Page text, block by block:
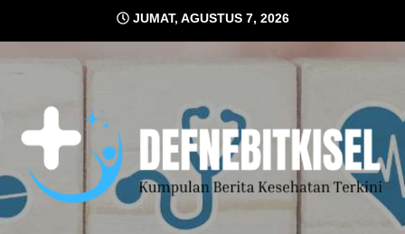
content
JUMAT, AGUSTUS 7, 2026